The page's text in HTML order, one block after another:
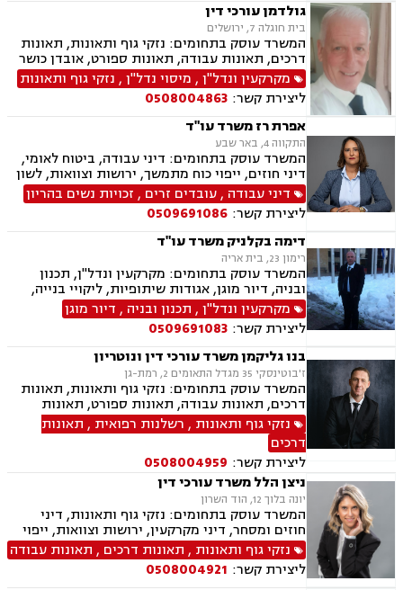
גולדמן עורכי דין
בית חוגלה 7, ירושלים
המשרד עוסק בתחומים: נזקי גוף ותאונות, תאונות
דרכים, תאונות עבודה, תאונות ספורט, אובדן כושר
עבודה, תאונות עקב רשלנות, תביעות ביטוח ונזקי
רכוש, ביטוח לאומי, רשלנות רפואית, מקרקעין
ונדל"ן, אזרחות זרה ודרכון זר, דיני חוזים, דיני
ספורט, לשון הרע, ירושות וצוואות, מיסוי נדל"ן.
מקרקעין ונדל"ן, מיסוי נדל"ן, נזקי גוף ותאונות
ליצירת קשר: 0508004863
אפרת רז משרד עו"ד
התקווה 4, באר שבע
המשרד עוסק בתחומים: דיני עבודה, ביטוח לאומי,
דיני חוזים, ייפוי כוח מתמשך, ירושות וצוואות, לשון
הרע, מקרקעין ונדל"ן, נזקי גוף ותאונות
דיני עבודה ,עובדים זרים , זכויות נשים בהריון
ליצירת קשר: 0509691086
דימה בקלניק משרד עו"ד
רימון 23, בית אריה
המשרד עוסק בתחומים: מקרקעין ונדל"ן, תכנון
ובניה, דיור מוגן, אגודות שיתופיות, ליקויי בנייה,
מושבים וקיבוצים, פינוי בינוי, קבוצות רכישה,
עסקאות מכר דירה, פינוי מושכר, נחלות ומשקים
במושבים, רשות מקרקעי ישראל, צווי הריסה, רישום
קבלנים, בתים משותפים, וכו', דיני משפחה, גישור
במשפחה, פונדקאות, ידועים בציבור אפוטרופסות,
הסכמי ממון, אבהות, מזונות, משמורת, גירושין,
הורות חד מינית, נישואים אזרחיים, חוק הנוער,
אימוץ, חלוקת רכוש, מעמד אישי, תיאום הורי וכו'
נזקי גוף ותאונות
מקרקעין ונדל"ן, תכנון ובניה , דיור מוגן
ליצירת קשר: 0509691083
בנו גליקמן משרד עורכי דין ונוטריון
ז'בוטינסקי 35 מגדל התאומים 2, רמת-גן
המשרד עוסק בתחומים: נזקי גוף ותאונות, תאונות
דרכים, תאונות עבודה, תאונות ספורט, תאונות
תלמידים, תאונות עקב רשלנות ביטוח לאומי,
רשלנות רפואית, רשלנות רפואית הריון ולידה,
רשלנות רפואית - רפואת שיניים, נוטריון
נזקי גוף ותאונות , רשלנות רפואית , תאונות
דרכים
ליצירת קשר: 0508004959
ניצן הלל משרד עורכי דין
יונה בלוך 12, הוד השרון
המשרד עוסק בתחומים: נזקי גוף ותאונות, דיני
חוזים ומסחר, דיני מקרקעין, ירושות וצוואות, ייפוי
כוח מתמשך
נזקי גוף ותאונות , תאונות דרכים , תאונות עבודה
ליצירת קשר: 0508004921